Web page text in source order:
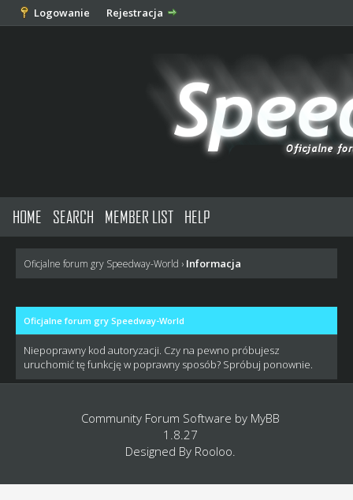
Logowanie Rejestracja
HOME SEARCH MEMBER LIST HELP
Oficjalne forum gry Speedway-World › Informacja
Oficjalne forum gry Speedway-World
Niepoprawny kod autoryzacji. Czy na pewno próbujesz
uruchomić tę funkcję w poprawny sposób? Spróbuj ponownie.
Community Forum Software by MyBB
1.8.27
Designed By Rooloo.